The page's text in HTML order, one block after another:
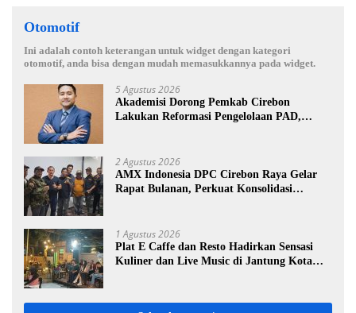
Otomotif
Ini adalah contoh keterangan untuk widget dengan kategori
otomotif, anda bisa dengan mudah memasukkannya pada widget.
5 Agustus 2026
Akademisi Dorong Pemkab Cirebon
Lakukan Reformasi Pengelolaan PAD,
2 Agustus 2026
AMX Indonesia DPC Cirebon Raya Gelar
Rapat Bulanan, Perkuat Konsolidasi
1 Agustus 2026
Plat E Caffe dan Resto Hadirkan Sensasi
Kuliner dan Live Music di Jantung Kota